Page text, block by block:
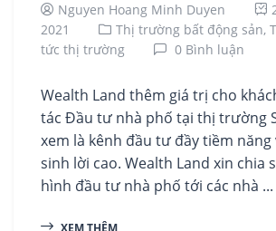
Nguyen Hoang Minh Duyen
2021
Thị trường bất động sản,
tức thị trường
0 Bình luận
Wealth Land thêm giá trị cho
tác Đầu tư nhà phố tại thị trường
xem là kênh đầu tư đầy tiềm năng
sinh lời cao. Wealth Land xin chia
hình đầu tư nhà phố tới các nhà ...